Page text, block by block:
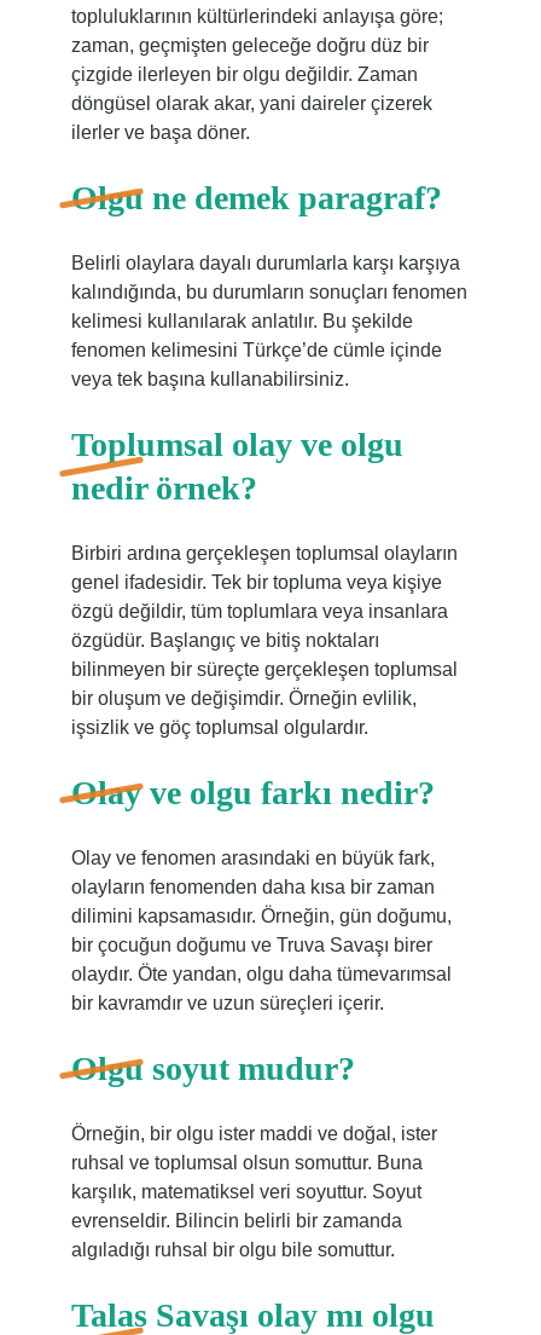
topluluklarının kültürlerindeki anlayışa göre;
zaman, geçmişten geleceğe doğru düz bir
çizgide ilerleyen bir olgu değildir. Zaman
döngüsel olarak akar, yani daireler çizerek
ilerler ve başa döner.
Olgu ne demek paragraf?
Belirli olaylara dayalı durumlarla karşı karşıya
kalındığında, bu durumların sonuçları fenomen
kelimesi kullanılarak anlatılır. Bu şekilde
fenomen kelimesini Türkçe’de cümle içinde
veya tek başına kullanabilirsiniz.
Toplumsal olay ve olgu
nedir örnek?
Birbiri ardına gerçekleşen toplumsal olayların
genel ifadesidir. Tek bir topluma veya kişiye
özgü değildir, tüm toplumlara veya insanlara
özgüdür. Başlangıç ​​ve bitiş noktaları
bilinmeyen bir süreçte gerçekleşen toplumsal
bir oluşum ve değişimdir. Örneğin evlilik,
işsizlik ve göç toplumsal olgulardır.
Olay ve olgu farkı nedir?
Olay ve fenomen arasındaki en büyük fark,
olayların fenomenden daha kısa bir zaman
dilimini kapsamasıdır. Örneğin, gün doğumu,
bir çocuğun doğumu ve Truva Savaşı birer
olaydır. Öte yandan, olgu daha tümevarımsal
bir kavramdır ve uzun süreçleri içerir.
Olgu soyut mudur?
Örneğin, bir olgu ister maddi ve doğal, ister
ruhsal ve toplumsal olsun somuttur. Buna
karşılık, matematiksel veri soyuttur. Soyut
evrenseldir. Bilincin belirli bir zamanda
algıladığı ruhsal bir olgu bile somuttur.
Talas Savaşı olay mı olgu